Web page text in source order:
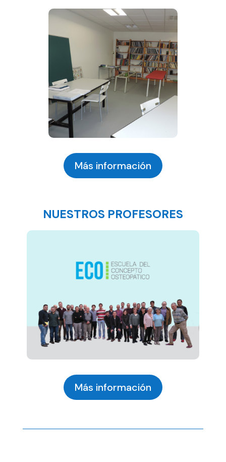
Más información
NUESTROS PROFESORES
Más información